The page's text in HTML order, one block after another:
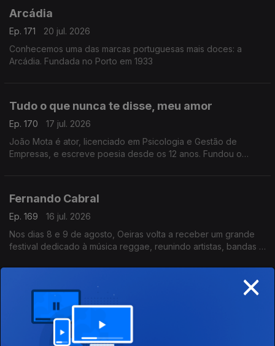
Arcádia
Ep. 171
20 jul. 2026
Conhecemos uma das marcas portuguesas mais doces: a
Arcádia. Fundada no Porto em 1933
Tudo o que nunca te disse, meu amor
Ep. 170
17 jul. 2026
João Mota é ator, licenciado em Psicologia e Gestão de
Empresas, e escreve poesia desde os 12 anos. Fundou o
Fernando Cabral
Ep. 169
16 jul. 2026
Nos dias 8 e 9 de agosto, Oeiras volta a receber um grande
festival dedicado à música reggae, reunindo artistas, bandas e
diversidade e partilha
Se Disser a Verdade, Estarei a Mentir-te
16 jul. 2026
Frederico D’Orey: português nascido em Petrópolis,
doutorado em Ciências Empresariais. Com mais de 20 anos em
×